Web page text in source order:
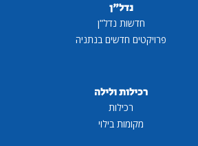
נדל"ן
חדשות נדל"ן
פרויקטים חדשים בנתניה
רכילות ולילה
רכילות
מקומות בילוי